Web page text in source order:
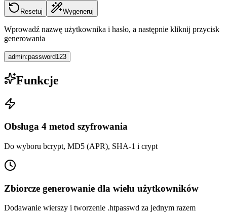
Resetuj Wygeneruj
Wprowadź nazwę użytkownika i hasło, a następnie kliknij przycisk
generowania
admin:password123
Funkcje
Obsługa 4 metod szyfrowania
Do wyboru bcrypt, MD5 (APR), SHA-1 i crypt
Zbiorcze generowanie dla wielu użytkowników
Dodawanie wierszy i tworzenie .htpasswd za jednym razem